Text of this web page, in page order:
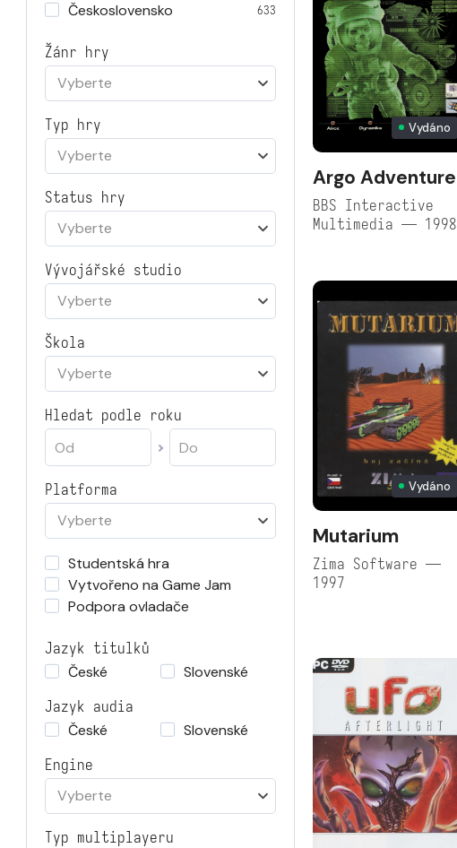
Československo 633
Žánr hry
Vyberte
Typ hry
Vyberte
Status hry
Vyberte
Vývojářské studio
Vyberte
Škola
Vyberte
Hledat podle roku
Platforma
Vyberte
Studentská hra
Vytvořeno na Game Jam
Podpora ovladače
Jazyk titulků
České
Slovenské
Jazyk audia
České
Slovenské
Engine
Vyberte
Typ multiplayeru
Vydáno
Argo Adventure
BBS Interactive
Multimedia — 1998
Vydáno
Mutarium
Zima Software —
1997